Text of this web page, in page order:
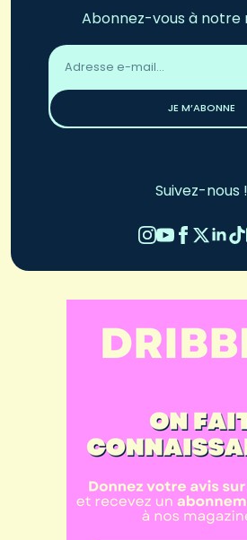
Abonnez-vous à
Adresse
email
JE M’ABONNE
Suivez-nous !